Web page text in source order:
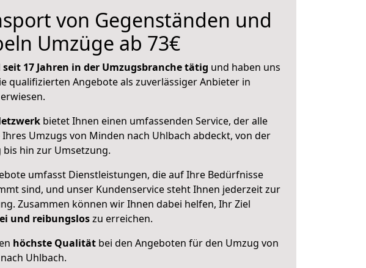
von Gegenständen und
Umzüge ab 73€
seit 17 Jahren in der Umzugsbranche tätig und haben uns
qualifizierten Angebote als zuverlässiger Anbieter in
bietet Ihnen einen umfassenden Service, der alle
Ihres Umzugs von Minden nach Uhlbach abdeckt, von der
bis hin zur Umsetzung.
umfasst Dienstleistungen, die auf Ihre Bedürfnisse
sind, und unser Kundenservice steht Ihnen jederzeit zur
Zusammen können wir Ihnen dabei helfen, Ihr Ziel
und reibungsloszu erreichen.
höchste Qualität bei den Angeboten für den Umzug von
Uhlbach.